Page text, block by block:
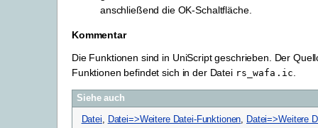
anschließend die OK-Schaltfläche.
Kommentar
Die Funktionen sind in UniScript geschrieben. Der
Funktionen befindet sich in der Datei rs_wafa.ic.
Siehe auch
Datei Datei=>Weitere Datei-Funktionen
Datei=>Weitere